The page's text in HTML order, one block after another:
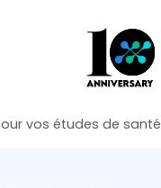
vos études de santé